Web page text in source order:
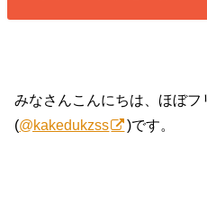
みなさんこんにちは、ほぼフ
(@kakedukzss )です。